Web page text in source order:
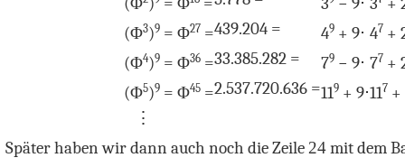
(Φ3)9 = Φ27 =439.204 = 49 + 9⋅ 47 +
(Φ4)9 = Φ36 =33.385.282 = 79 − 9⋅ 77 +
(Φ5)9 = Φ45 =2.537.720.636 =119 + 9⋅117 +
⋮
Später haben wir dann auch noch die Zeile 24mit dem